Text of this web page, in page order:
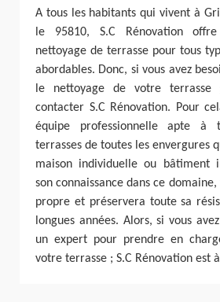
A tous les habitants qui vivent à
le 95810, S.C Rénovation
nettoyage de terrasse pour tous
abordables. Donc, si vous avez
le nettoyage de votre terrasse
contacter S.C Rénovation. Pour
équipe professionnelle apte à
terrasses de toutes les envergures
maison individuelle ou bâtiment
son connaissance dans ce
propre et préservera toute sa
longues années. Alors, si vous
un expert pour prendre en
votre terrasse ; S.C Rénovation est